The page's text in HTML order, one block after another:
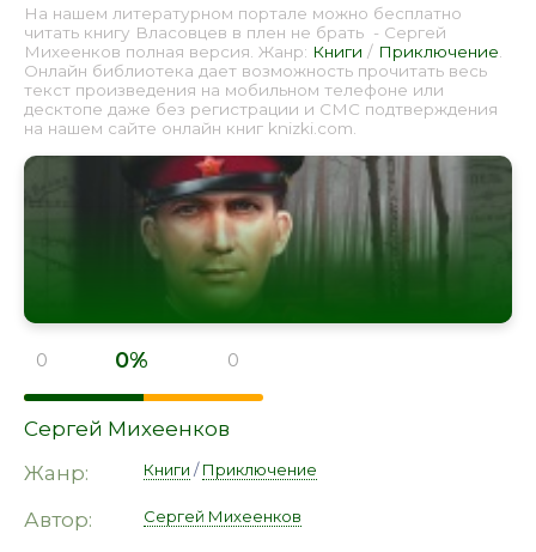
На нашем литературном портале можно бесплатно
читать книгу Власовцев в плен не брать - Сергей
Михеенков полная версия. Жанр: Книги / Приключение
Онлайн библиотека дает возможность прочитать весь
текст произведения на мобильном телефоне или
десктопе даже без регистрации и СМС подтверждения
на нашем сайте онлайн книг knizki.com.
0 0% 0
Сергей Михеенков
Жанр:
Книги /Приключение
Автор: Сергей Михеенков